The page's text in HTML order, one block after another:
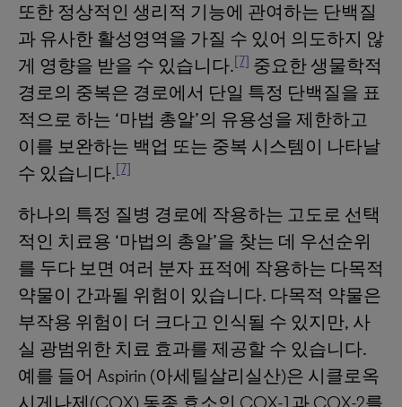
또한 정상적인 생리적 기능에 관여하는 단백질
과 유사한 활성영역을 가질 수 있어 의도하지 않
게 영향을 받을 수 있습니다.[7] 중요한 생물학적
경로의 중복은 경로에서 단일 특정 단백질을 표
적으로 하는 ‘마법 총알’의 유용성을 제한하고
이를 보완하는 백업 또는 중복 시스템이 나타날
수 있습니다.[7]
하나의 특정 질병 경로에 작용하는 고도로 선택
적인 치료용 ‘마법의 총알’을 찾는 데 우선순위
를 두다 보면 여러 분자 표적에 작용하는 다목적
약물이 간과될 위험이 있습니다. 다목적 약물은
부작용 위험이 더 크다고 인식될 수 있지만, 사
실 광범위한 치료 효과를 제공할 수 있습니다.
예를 들어 Aspirin (아세틸살리실산)은 시클로옥
시게나제(COX) 동종 효소인 COX-1과 COX-2를